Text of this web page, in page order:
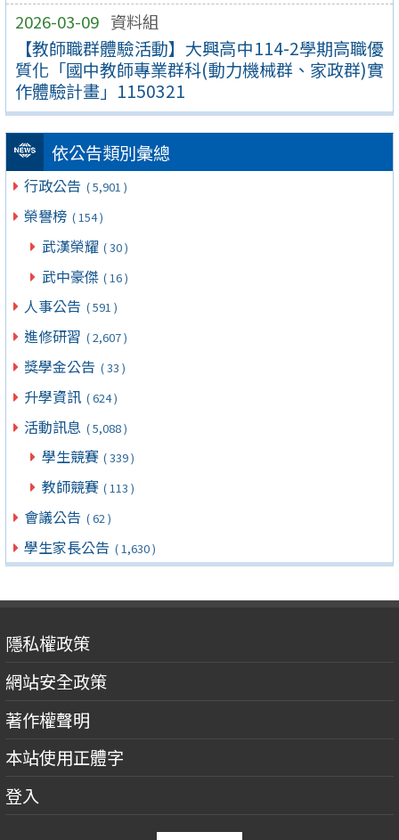
2026-03-09 資料組
【教師職群體驗活動】大興高中114-2學期高職優
質化「國中教師專業群科(動力機械群、家政群)實
作體驗計畫」1150321
依公告類別彙總
行政公告 ( 5,901 )
榮譽榜 ( 154 )
武漢榮耀 ( 30 )
武中豪傑 ( 16 )
人事公告 ( 591 )
進修研習 ( 2,607 )
獎學金公告 ( 33 )
升學資訊 ( 624 )
活動訊息 ( 5,088 )
學生競賽 ( 339 )
教師競賽 ( 113 )
會議公告 ( 62 )
學生家長公告 ( 1,630 )
隱私權政策
網站安全政策
著作權聲明
本站使用正體字
登入